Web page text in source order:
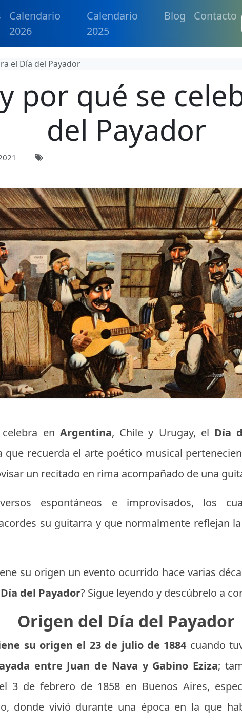
Calendario
2026
Calendario
2025
Blog Contacto
el Día del Payador
por qué se
del Payador
en Argentina, Chile y Urugay, el Día
que recuerda el arte poético musical
un recitado en rima acompañado de una
espontáneos e improvisados, los
su guitarra y que normalmente reflejan
su origen un evento ocurrido hace varias
del Payador? Sigue leyendo y descúbrelo a
Origen del Día del Payador
su origen el 23 de julio de 1884 cuando
entre Juan de Nava y Gabino Eziza;
el 3 de febrero de 1858 en Buenos Aires,
donde vivió durante una época en la que